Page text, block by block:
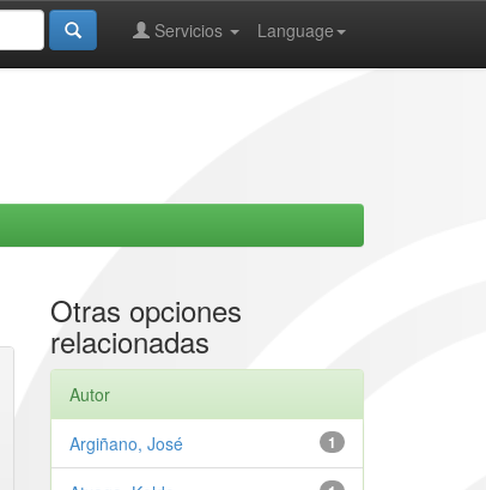
Language
Servicios
Otras opciones
relacionadas
Autor
1
Argiñano, José